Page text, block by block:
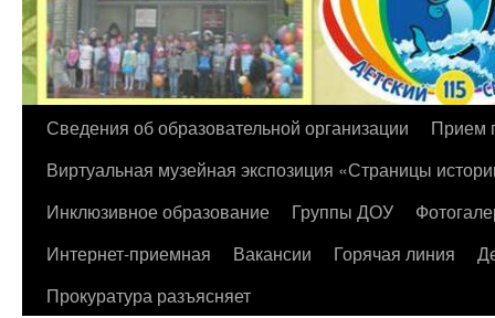
Перейти
содержимому
Сведения об образовательной организации
Прием
Виртуальная музейная экспозиция «Страницы
Инклюзивное образование
Группы ДОУ
Интернет-приемная
Вакансии Горячая линия
Прокуратура разъясняет